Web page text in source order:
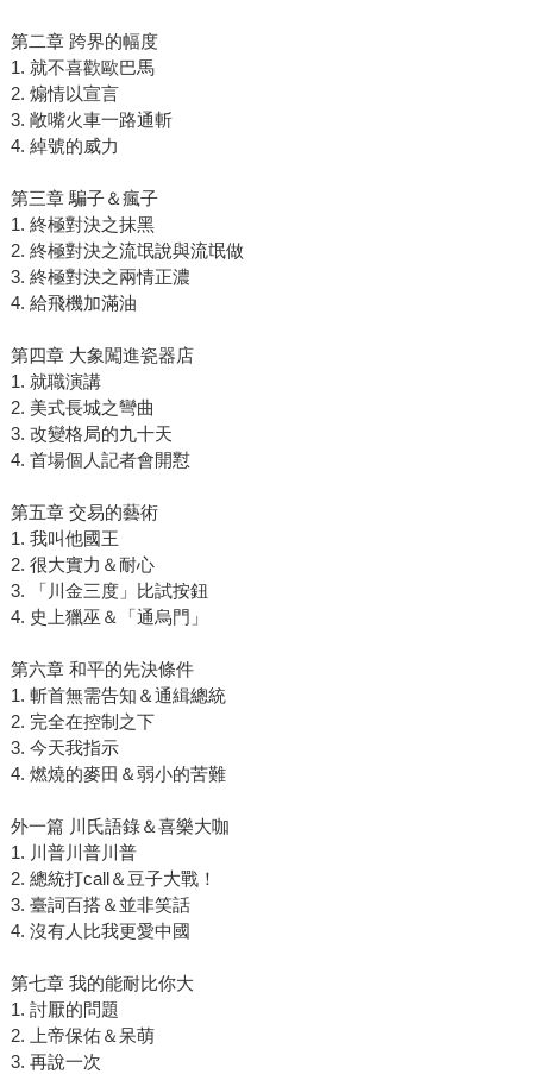
第二章 跨界的幅度
1. 就不喜歡歐巴馬
2. 煽情以宣言
3. 敞嘴火車一路通斬
4. 綽號的威力
第三章 騙子＆瘋子
1. 終極對決之抹黑
2. 終極對決之流氓說與流氓做
3. 終極對決之兩情正濃
4. 給飛機加滿油
第四章 大象闖進瓷器店
1. 就職演講
2. 美式長城之彎曲
3. 改變格局的九十天
4. 首場個人記者會開懟
第五章 交易的藝術
1. 我叫他國王
2. 很大實力＆耐心
3. 「川金三度」比試按鈕
4. 史上獵巫＆「通烏門」
第六章 和平的先決條件
1. 斬首無需告知＆通緝總統
2. 完全在控制之下
3. 今天我指示
4. 燃燒的麥田＆弱小的苦難
外一篇 川氏語錄＆喜樂大咖
1. 川普川普川普
2. 總統打call＆豆子大戰！
3. 臺詞百搭＆並非笑話
4. 沒有人比我更愛中國
第七章 我的能耐比你大
1. 討厭的問題
2. 上帝保佑＆呆萌
3. 再說一次